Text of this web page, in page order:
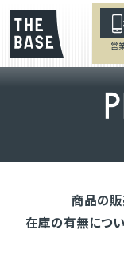
営
P
商品の販
在庫の有無につ